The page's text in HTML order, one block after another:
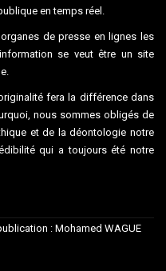
en temps réel.
de presse en lignes les
se veut être un site
fera la différence dans
nous sommes obligés de
et de la déontologie notre
qui a toujours été notre
: Mohamed WAGUE